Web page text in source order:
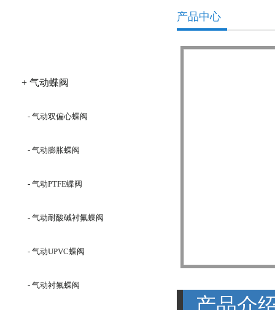
+ 气动蝶阀
- 气动双偏心蝶阀
- 气动膨胀蝶阀
- 气动PTFE蝶阀
- 气动耐酸碱衬氟蝶阀
- 气动UPVC蝶阀
- 气动衬氟蝶阀
产品中心
产品介